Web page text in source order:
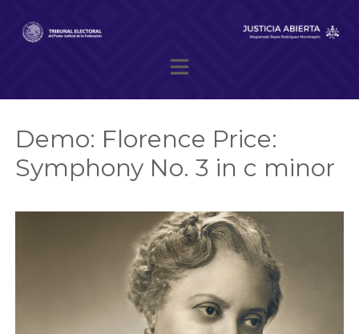
Magistrado presidente Reyes Rodríguez Mondragón
Demo: Florence Price:
Symphony No. 3 in c minor